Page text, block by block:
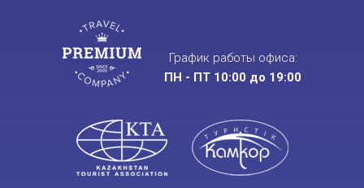
График работы офиса:
ПН - ПТ 10:00 до 19:00